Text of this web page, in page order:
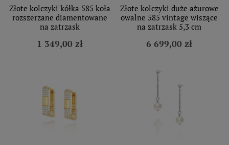
Złote kolczyki kółka 585 koła
rozszerzane diamentowane
na zatrzask
1 349,00 zł
Złote kolczyki duże ażurowe
owalne 585 vintage wiszące
na zatrzask 5,3 cm
6 699,00 zł